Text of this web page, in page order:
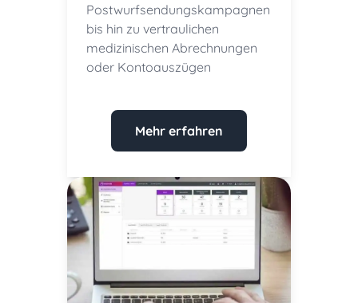
Postwurfsendungskampagnen
bis hin zu vertraulichen
medizinischen Abrechnungen
oder Kontoauszügen
Mehr erfahren